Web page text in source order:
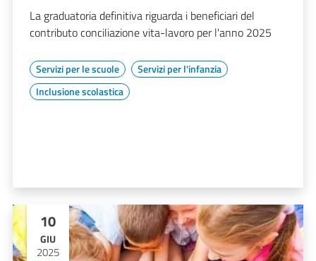
La graduatoria definitiva riguarda i beneficiari del
contributo conciliazione vita-lavoro per l'anno 2025
Servizi per le scuole
Servizi per l'infanzia
Inclusione scolastica
10
GIU
2025